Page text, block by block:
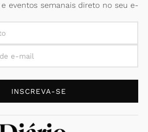
eventos semanais direto no seu e-
INSCREVA-SE